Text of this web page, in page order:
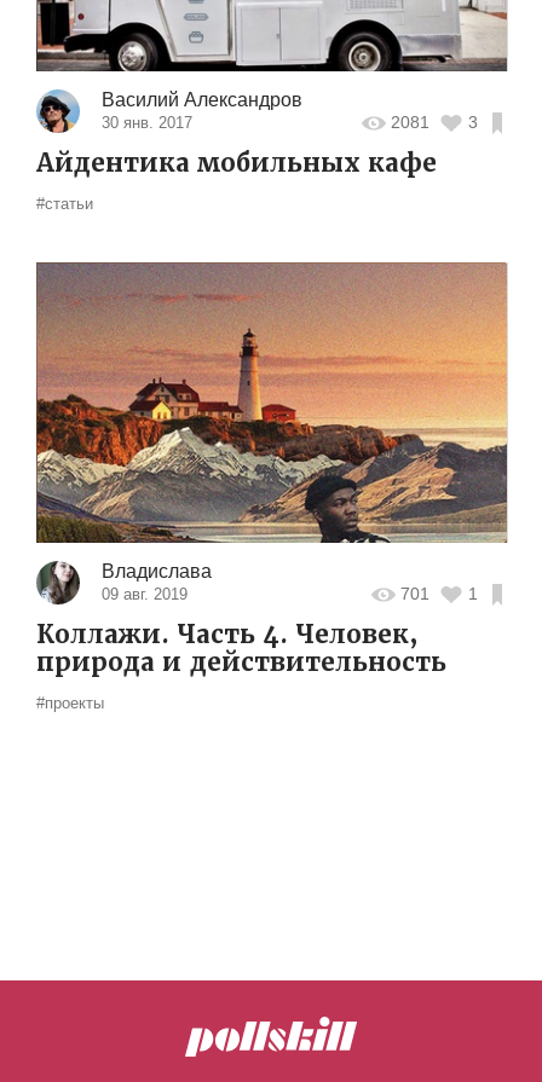
Василий Александров
30 янв. 2017 2081 3
Айдентика мобильных кафе
#статьи
Владислава
09 авг. 2019 701 1
Коллажи. Часть 4. Человек,
природа и действительность
#проекты